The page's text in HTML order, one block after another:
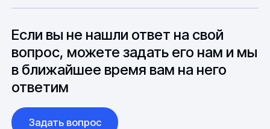
до 6 месяцев производства.
вопросы связанные с документацией и
международной логистикой.
Если вы не нашли ответ на свой
вопрос, можете задать его нам и мы
в ближайшее время вам на него
ответим
Задать вопрос